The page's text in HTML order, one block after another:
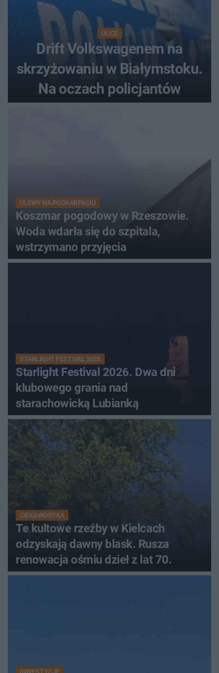
ULICE
Drift Volkswagenem na
skrzyżowaniu w Białymstoku.
Na oczach policjantów
ULEWY NA PODKARPACIU
Koszmar pogodowy w Rzeszowie.
Woda wdarła się do szpitala,
wstrzymano przyjęcia
STARLIGHT FESTIVAL 2026
Starlight Festival 2026. Dwa dni
klubowego grania nad
starachowicką Lubianką
CIEKAWOSTKA
Te kultowe rzeźby w Kielcach
odzyskają dawny blask. Rusza
renowacja ośmiu dzieł z lat 70.